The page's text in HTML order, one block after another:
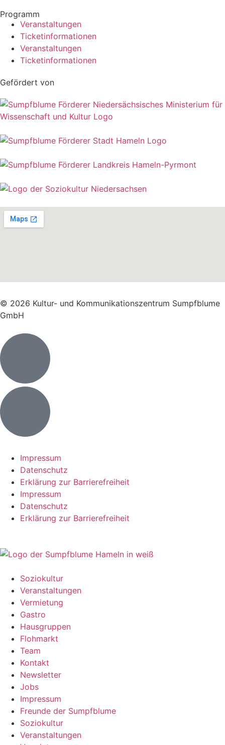
Programm
Veranstaltungen
Ticketinformationen
Veranstaltungen
Ticketinformationen
Gefördert von
© 2026 Kultur- und Kommunikationszentrum Sumpfblume
GmbH
Impressum
Datenschutz
Erklärung zur Barrierefreiheit
Impressum
Datenschutz
Erklärung zur Barrierefreiheit
Soziokultur
Veranstaltungen
Vermietung
Gastro
Hausgruppen
Flohmarkt
Team
Kontakt
Newsletter
Jobs
Impressum
Freunde der Sumpfblume
Soziokultur
Veranstaltungen